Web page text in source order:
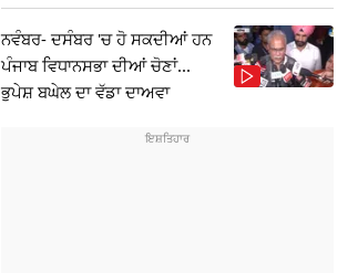
ਨਵੰਬਰ- ਦਸੰਬਰ 'ਚ ਹੋ ਸਕਦੀਆਂ ਹਨ
ਪੰਜਾਬ ਵਿਧਾਨਸਭਾ ਦੀਆਂ ਚੋਣਾਂ...
ਭੁਪੇਸ਼ ਬਘੇਲ ਦਾ ਵੱਡਾ ਦਾਅਵਾ